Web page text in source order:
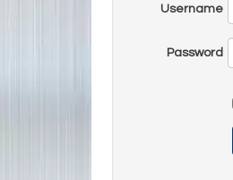
Username
Password